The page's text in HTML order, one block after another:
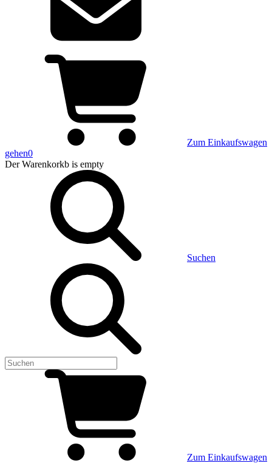
Zum Einkaufswagen
gehen0
Der Warenkorkb is empty
Suchen
Zum Einkaufswagen